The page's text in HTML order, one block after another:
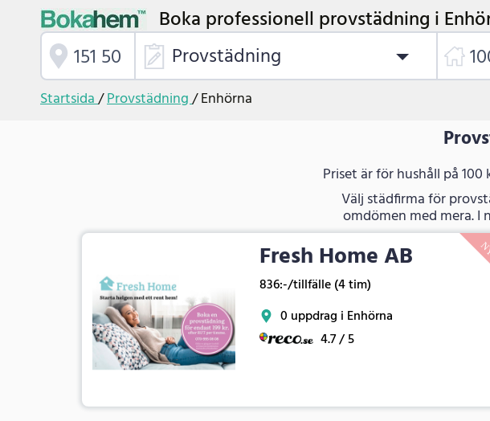
Boka professionell provstädning i
Provstädning
Startsida/Provstädning/Enhörna
Priset är för hushåll på
Välj städfirma för
omdömen med mera. I
Fresh Home AB
836:-/tillfälle (4 tim)
0 uppdrag i Enhörna
4.7 / 5